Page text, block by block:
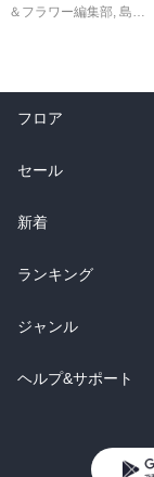
＆フラワー編集部 島袋ユミ
フロア
総合
ラノベ
雑誌・グラビア
BL・TL
セール
総合
ラノベ
雑誌・グラビア
BL・TL
新着
総合
ラノベ
雑誌・グラビア
ランキング
総合
ラノベ
ジャンル
コミック
ヘルプ&サポート